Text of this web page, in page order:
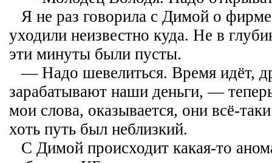
Я не раз говорила с Димой о
уходили неизвестно куда. Не в
эти минуты были пусты.
— Надо шевелиться. Время идёт,
зарабатывают наши деньги, —
мои слова, оказывается, они всё-
хоть путь был неблизкий.
С Димой происходит какая-то